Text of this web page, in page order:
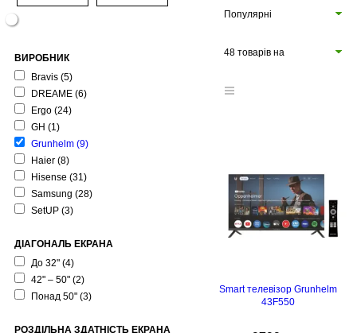
ВИРОБНИК
Bravis (5)
DREAME (6)
Ergo (24)
GH (1)
Grunhelm (9)
Haier (8)
Hisense (31)
Samsung (28)
SetUP (3)
ДІАГОНАЛЬ ЕКРАНА
До 32" (4)
42" – 50" (2)
Понад 50" (3)
РОЗДІЛЬНА ЗДАТНІСТЬ ЕКРАНА
Популярні
48 товарів на
Smart телевізор Grunhelm
43F550